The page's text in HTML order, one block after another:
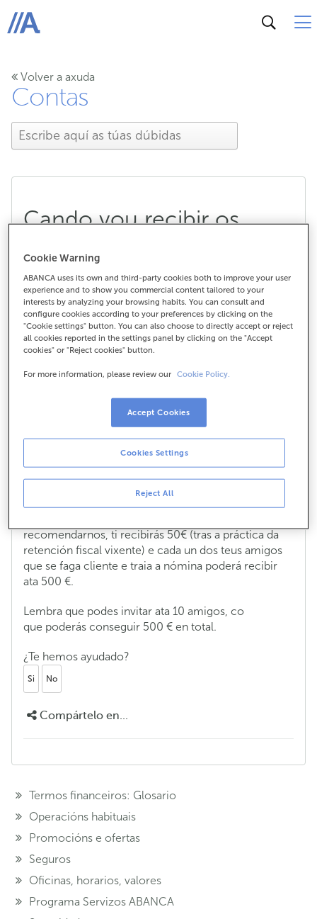
ABANCA
Volver a axuda
Contas
Cando vou recibir os
incentivos por cada
amigo que invite e
contrate a súa Conta
Online Clara nómina sen
comisións?
cada amigo que invite e contrate a súa
Conta Online Clara nómina sen
comisións?
Recibirás o incentivo despois de que o teu amigo
recomendarnos, ti recibirás 50€ (tras a práctica da
retención fiscal vixente) e cada un dos teus amigos
que se faga cliente e traia a nómina poderá recibir
ata 500 €.
Lembra que podes invitar ata 10 amigos, co
que poderás conseguir 500 € en total.
¿Te hemos ayudado?
Si No
Compártelo en...
Termos financeiros: Glosario
Operacións habituais
Promocións e ofertas
Seguros
Oficinas, horarios, valores
Programa Servizos ABANCA
Cookie Warning
ABANCA uses its own and third-party cookies both to improve your user
experience and to show you commercial content tailored to your
interests by analyzing your browsing habits. You can consult and
configure cookies according to your preferences by clicking on the
"Cookie settings" button. You can also choose to directly accept or reject
all cookies reported in the settings panel by clicking on the "Accept
cookies" or "Reject cookies" button.
For more information, please review our Cookie Policy.
Reject All
Cookies Settings
Accept Cookies